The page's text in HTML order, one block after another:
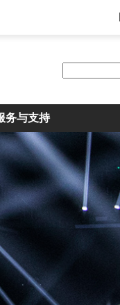
务与支持